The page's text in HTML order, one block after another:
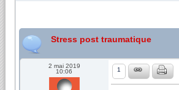
Stress post traumatique
2 mai 2019
10:06
1